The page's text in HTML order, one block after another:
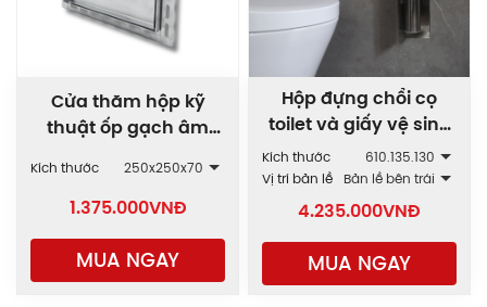
Cửa thăm hộp kỹ
thuật ốp gạch âm
Kích thước 250x250x70
1.375.000VNĐ
MUA NGAY
Hộp đựng chổi cọ
toilet và giấy vệ sinh
âm tường inox
WND.610
Kích thước
610.135.130
Vị trí bản lề
Bản lề bên trái
4.235.000VNĐ
MUA NGAY